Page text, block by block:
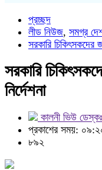
প্রচ্ছদ
লীড নিউজ, সমগ্র
সরকারি চিকিৎসকদের
সরকারি
নির্দেশনা
কালনী ভিউ ডেস্কঃ
প্রকাশের সময়:
৮৯২